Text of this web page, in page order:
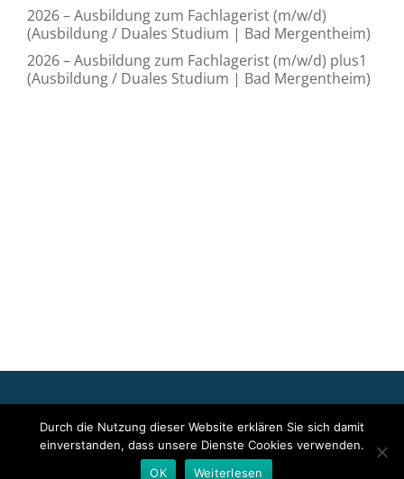
2026 – Ausbildung zum Fachlagerist (m/w/d)
(Ausbildung / Duales Studium | Bad Mergentheim)
2026 – Ausbildung zum Fachlagerist (m/w/d) plus1
(Ausbildung / Duales Studium | Bad Mergentheim)
Event bzw. das Stellenangebot sowie für das angezeigte Bild- und
Tonmaterial ist allein der jeweils angegebene Herausgeber
verantwortlich. Dieser ist in der Regel auch Urheber der
Durch die Nutzung dieser Website erklären Sie sich damit
einverstanden, dass unsere Dienste Cookies verwenden.
OK
Weiterlesen